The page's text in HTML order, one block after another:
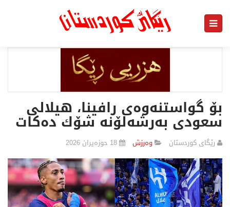
بۆ گواستنەوەی رافینا، هیلالی
سعودی بەرشەلۆنە شۆك دەكات
رێگای كوردستان وەرزش 18 حوزەیران 2026